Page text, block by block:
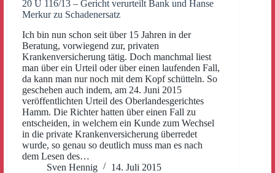
20 U 116/13 – Gericht verurteilt Bank und Hanse
Merkur zu Schadenersatz
Ich bin nun schon seit über 15 Jahren in der
Beratung, vorwiegend zur, privaten
Krankenversicherung tätig. Doch manchmal liest
man über ein Urteil oder über einen laufenden Fall,
da kann man nur noch mit dem Kopf schütteln. So
geschehen auch indem, am 24. Juni 2015
veröffentlichten Urteil des Oberlandesgerichtes
Hamm. Die Richter hatten über einen Fall zu
entscheiden, in welchem ein Kunde zum Wechsel
in die private Krankenversicherung überredet
wurde, so genau so deutlich muss man es nach
dem Lesen des…
Sven Hennig
14. Juli 2015